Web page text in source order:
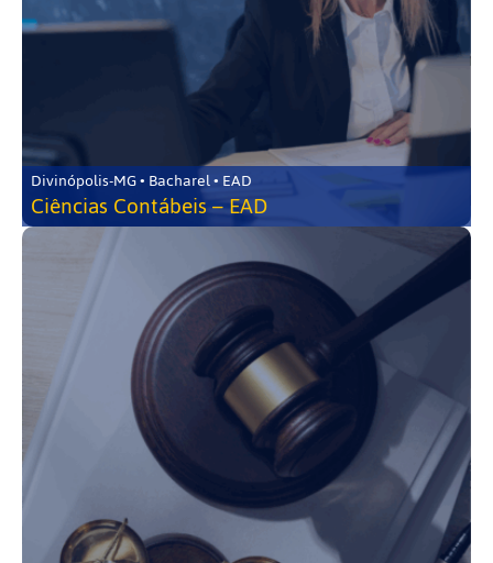
Divinópolis-MG • Bacharel • EAD
Ciências Contábeis – EAD